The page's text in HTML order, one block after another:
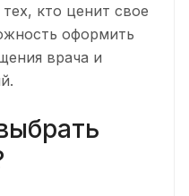
кто ценит свое
оформить
врача и